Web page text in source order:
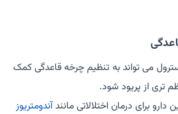
می تواند به تنظیم چرخه قاعدگی کمک
تری از پریود شود.
دارو برای درمان اختلالاتی مانندآندومتریوز